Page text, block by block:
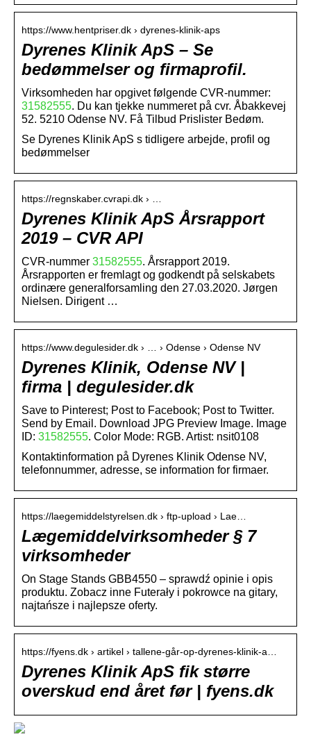
https://www.hentpriser.dk › dyrenes-klinik-aps
Dyrenes Klinik ApS – Se
bedømmelser og firmaprofil.
Virksomheden har opgivet følgende CVR-nummer:
31582555. Du kan tjekke nummeret på cvr. Åbakkevej
52. 5210 Odense NV. Få Tilbud Prislister Bedøm.
Se Dyrenes Klinik ApS s tidligere arbejde, profil og
bedømmelser
https://regnskaber.cvrapi.dk › …
Dyrenes Klinik ApS Årsrapport
2019 – CVR API
CVR-nummer 31582555. Årsrapport 2019.
Årsrapporten er fremlagt og godkendt på selskabets
ordinære generalforsamling den 27.03.2020. Jørgen
Nielsen. Dirigent …
https://www.degulesider.dk › … › Odense › Odense NV
Dyrenes Klinik, Odense NV |
firma | degulesider.dk
Save to Pinterest; Post to Facebook; Post to Twitter.
Send by Email. Download JPG Preview Image. Image
ID: 31582555. Color Mode: RGB. Artist: nsit0108
Kontaktinformation på Dyrenes Klinik Odense NV,
telefonnummer, adresse, se information for firmaer.
https://laegemiddelstyrelsen.dk › ftp-upload › Lae…
Lægemiddelvirksomheder § 7
virksomheder
On Stage Stands GBB4550 – sprawdź opinie i opis
produktu. Zobacz inne Futerały i pokrowce na gitary,
najtańsze i najlepsze oferty.
https://fyens.dk › artikel › tallene-går-op-dyrenes-klinik-a…
Dyrenes Klinik ApS fik større
overskud end året før | fyens.dk